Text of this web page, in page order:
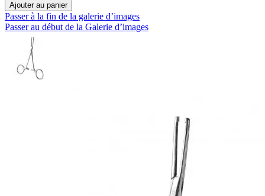
Ajouter au panier
Passer à la fin de la galerie d’images
Passer au début de la Galerie d’images